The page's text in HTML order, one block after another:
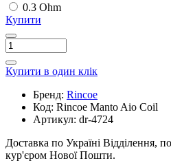
0.3 Ohm
Купити
Купити в один клік
Бренд: Rincoe
Код: Rincoe Manto Aio Coil
Артикул: dr-4724
Доставка по Україні Відділення,
кур'єром Нової Пошти.